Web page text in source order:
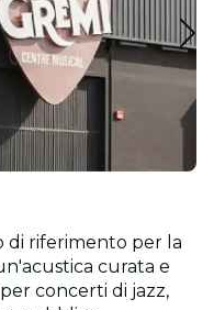
di riferimento per la
curata e
concerti di jazz,